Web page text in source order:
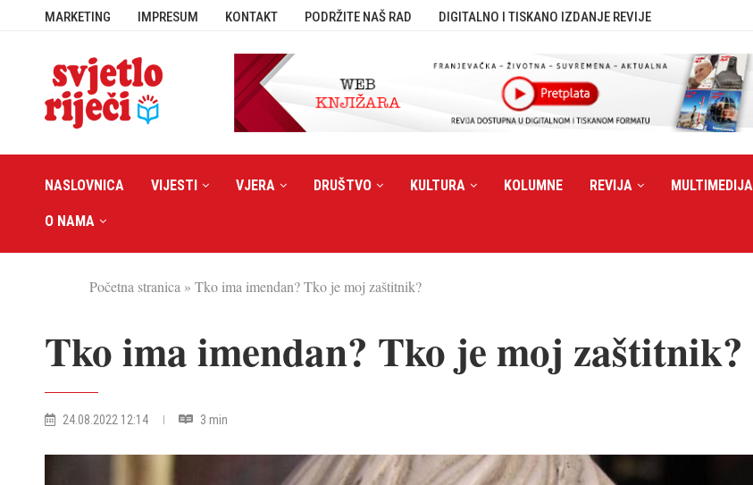
MARKETING IMPRESUM KONTAKT PODRŽITE NAŠ RAD DIGITALNO I TISKANO IZDANJE REVIJE
NASLOVNICA VIJESTI VJERA DRUŠTVO KULTURA KOLUMNE REVIJA MULTIMEDIJA
O NAMA
Početna stranica » Tko ima imendan? Tko je moj zaštitnik?
Tko ima imendan? Tko je moj zaštitnik?
24.08.2022 12:14 3 min